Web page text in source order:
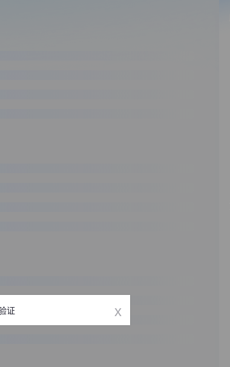
证 x